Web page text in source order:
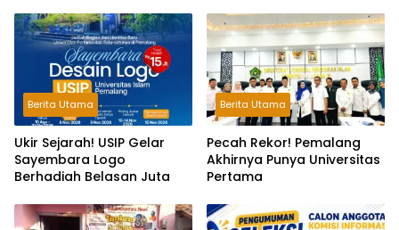
Berita Utama
Ukir Sejarah! USIP Gelar
Sayembara Logo
Berhadiah Belasan Juta
Berita Utama
Pecah Rekor! Pemalang
Akhirnya Punya Universitas
Pertama